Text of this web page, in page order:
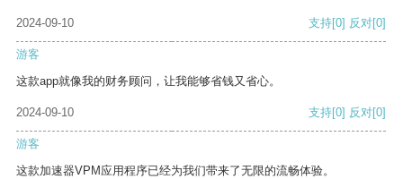
2024-09-10 支持[0] 反对[0]
游客
这款app就像我的财务顾问，让我能够省钱又省心。
2024-09-10 支持[0] 反对[0]
游客
这款加速器VPM应用程序已经为我们带来了无限的流畅体验。